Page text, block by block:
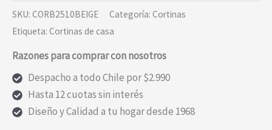
CORTINAS
BLACKOUT
PETRA
BEIGE
cantidad
SKU: CORB2510BEIGE Categoría: Cortinas
Etiqueta: Cortinas de casa
Razones para comprar con nosotros
Despacho a todo Chile por $2.990
Hasta 12 cuotas sin interés
Diseño y Calidad a tu hogar desde 1968